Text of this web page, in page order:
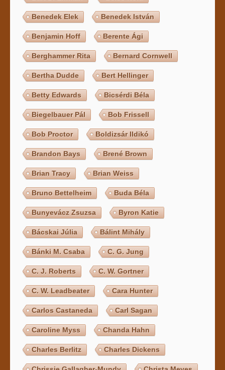
Benedek Elek Benedek István
Benjamin Hoff Berente Ági
Berghammer Rita Bernard Cornwell
Bertha Dudde Bert Hellinger
Betty Edwards Bicsérdi Béla
Biegelbauer Pál Bob Frissell
Bob Proctor Boldizsár Ildikó
Brandon Bays Brené Brown
Brian Tracy Brian Weiss
Bruno Bettelheim Buda Béla
Bunyevácz Zsuzsa Byron Katie
Bácskai Júlia Bálint Mihály
Bánki M. Csaba C. G. Jung
C. J. Roberts C. W. Gortner
C. W. Leadbeater Cara Hunter
Carlos Castaneda Carl Sagan
Caroline Myss Chanda Hahn
Charles Berlitz Charles Dickens